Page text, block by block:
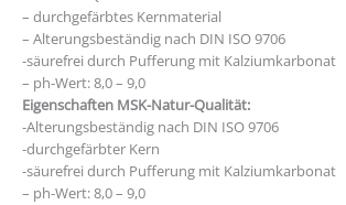
– durchgefärbtes Kernmaterial
– Alterungsbeständig nach DIN ISO 9706
-säurefrei durch Pufferung mit Kalziumkarbonat
– ph-Wert: 8,0 – 9,0
Eigenschaften MSK-Natur-Qualität:
-Alterungsbeständig nach DIN ISO 9706
-durchgefärbter Kern
-säurefrei durch Pufferung mit Kalziumkarbonat
– ph-Wert: 8,0 – 9,0